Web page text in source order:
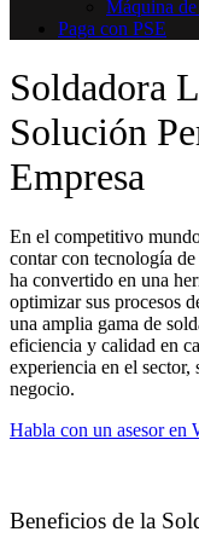
Máquina
Paga con PSE
Soldadora
Solución
Empresa
En el competitivo
contar con tecnología
ha convertido en una
optimizar sus procesos
una amplia gama de
eficiencia y calidad en
experiencia en el sector,
negocio.
Habla con un asesor en
Beneficios de la